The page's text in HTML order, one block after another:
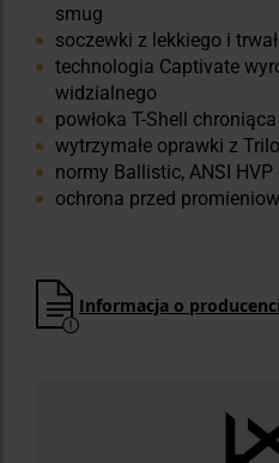
smug
soczewki z lekkiego i
technologia Captivate
widzialnego
powłoka T-Shell
wytrzymałe oprawki z
normy Ballistic, ANSI HVP
ochrona przed
Informacja o